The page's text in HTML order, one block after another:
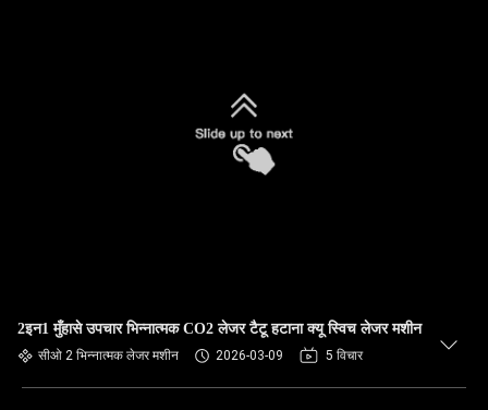
2इन1 मुँहासे उपचार भिन्नात्मक CO2 लेजर टैटू हटाना क्यू स्विच लेजर मशीन
सीओ 2 भिन्नात्मक लेजर मशीन 2026-03-09 5 विचार